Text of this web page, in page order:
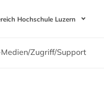
Hochschule Luzern
Medien/Zugriff/Support